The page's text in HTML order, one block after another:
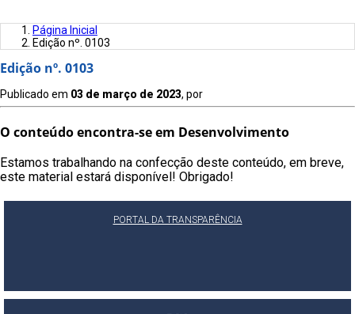
Página Inicial
Edição nº. 0103
Edição nº. 0103
Publicado em 03 de março de 2023, por
O conteúdo encontra-se em Desenvolvimento
Estamos trabalhando na confecção deste conteúdo, em breve,
este material estará disponível! Obrigado!
PORTAL DA TRANSPARÊNCIA